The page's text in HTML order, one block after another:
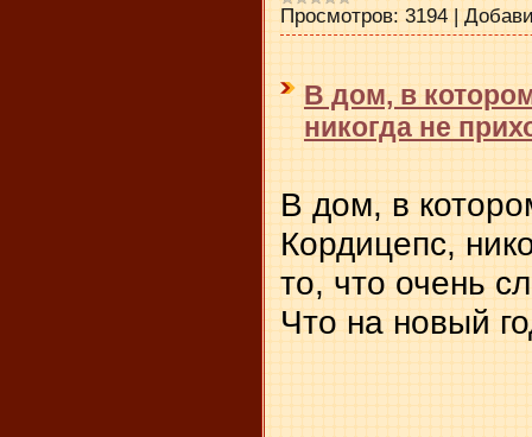
Просмотров: 3194 |
В дом, в
никогда не
В дом, в
Кордицепс,
то, что очень
Что на новый